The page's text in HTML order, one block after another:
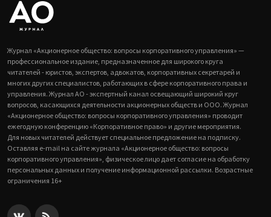
Журнал «Акционерное общество: вопросы корпоративного управления» —
профессиональное издание, предназначенное для широкого круга
читателей - юристов, экспертов, адвокатов, корпоративных секретарей и
многих других специалистов, работающих в сфере корпоративного права и
управления. Журнал АО - экспертный канал освещающий широкий круг
вопросов, касающихся деятельности акционерных обществ и ООО. Журнал
«Акционерное общество: вопросы корпоративного управления» проводит
ежегодную конференцию «Корпоративное право» и другие мероприятия.
Для новых читателей действует специальное предложение на подписку.
Оставляя e-mail на сайте журнала «Акционерное общество: вопросы
корпоративного управления», физическое лицо дает согласие на обработку
персональных данных и получение информационной рассылки. Возрастные
ограничения 16+